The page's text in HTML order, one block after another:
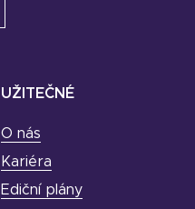
UŽITEČNÉ
O nás
Kariéra
Ediční plány